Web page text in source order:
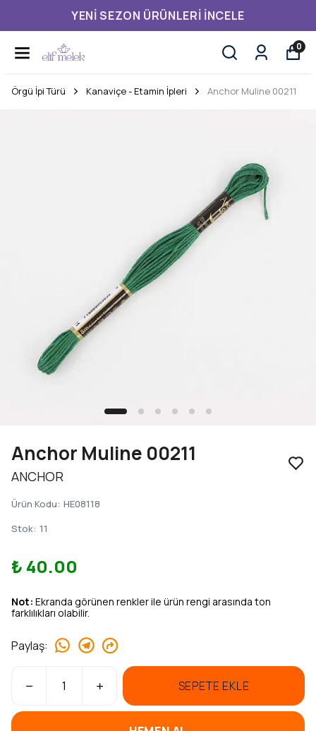
YENI SEZON ÜRÜNLERI İNCELE
0
Örgü İpi Türü Kanaviçe - Etamin İpleri Anchor Muline 00211
Anchor Muline 00211
ANCHOR
Ürün Kodu: HE08118
Stok: 11
₺ 40.00
Not: Ekranda görünen renkler ile ürün rengi arasında ton
farklılıkları olabilir.
Paylaş:
SEPETE EKLE